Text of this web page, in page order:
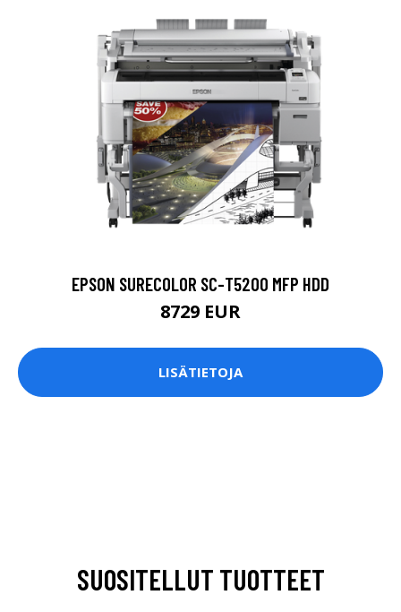
EPSON SURECOLOR SC-T5200 MFP HDD
8729 EUR
LISÄTIETOJA
SUOSITELLUT TUOTTEET